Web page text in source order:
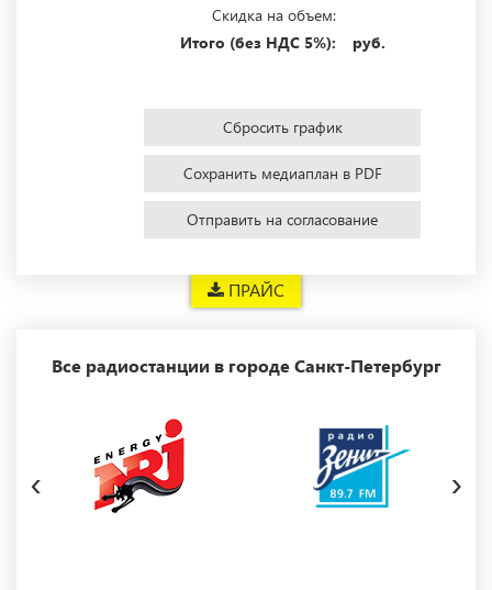
ПРАЙС
Скидка на объем:
Итого (без НДС 5%):
руб.
Сбросить график
Сохранить медиаплан в PDF
Отправить на согласование
Все радиостанции в городе Санкт-Петербург
‹ ›